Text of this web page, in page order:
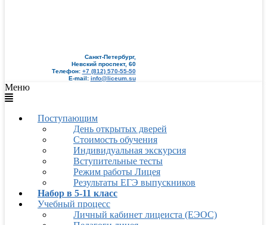
Санкт-Петербург,
Невский проспект, 60
Телефон: +7 (812) 570-55-50
E-mail: info@liceum.su
Меню
Поступающим
День открытых дверей
Стоимость обучения
Индивидуальная экскурсия
Вступительные тесты
Режим работы Лицея
Результаты ЕГЭ выпускников
Набор в 5-11 класс
Учебный процесс
Личный кабинет лицеиста (ЕЭОС)